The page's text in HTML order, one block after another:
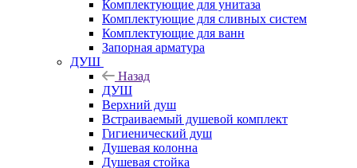
Комплектующие для унитаза
Комплектующие для сливных систем
Комплектующие для ванн
Запорная арматура
ДУШ
Назад
ДУШ
Верхний душ
Встраиваемый душевой комплект
Гигиенический душ
Душевая колонна
Душевая стойка